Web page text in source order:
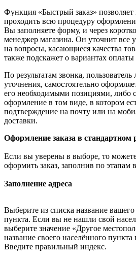
Функция «Быстрый заказ»
проходить всю процедуру
Вы заполняете форму, и через
менеджер магазина. Он уточнит все
на вопросы, касающиеся качества
также подскажет о вариантах оплаты
По результатам звонка,
уточнения, самостоятельно
его необходимыми позициями, либо
оформление в том виде, в котором
подтверждение на почту или на
доставки.
Оформление заказа в стандартном
Если вы уверены в выборе, то
оформить заказ, заполнив по этапам
Заполнение адреса
Выберите из списка название
пункта. Если вы не нашли свой
выберите значение «Другое
название своего населённого пункта
Введите правильный индекс.